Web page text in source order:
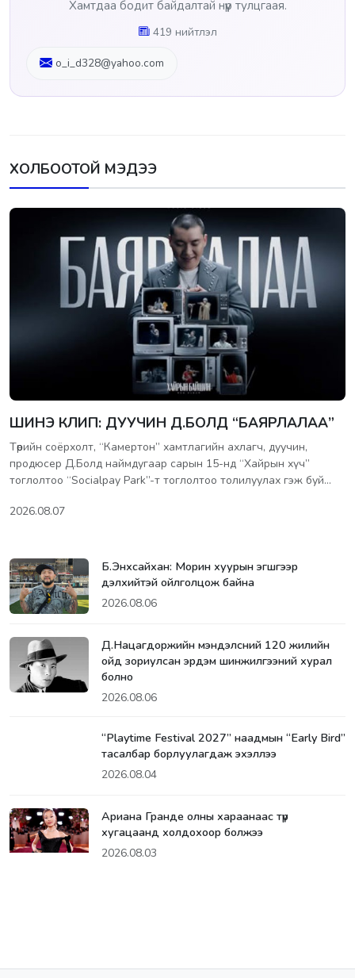
Хамтдаа бодит байдалтай нүүр тулцгаая.
419 нийтлэл
o_i_d328@yahoo.com
ХОЛБООТОЙ МЭДЭЭ
ШИНЭ КЛИП: ДУУЧИН Д.БОЛД “БАЯРЛАЛАА”
Төрийн соёрхолт, “Камертон” хамтлагийн ахлагч, дуучин,
продюсер Д.Болд наймдугаар сарын 15-нд “Хайрын хүч”
тоглолтоо “Socialpay Park”-т тоглолтоо толилуулах гэж буй…
2026.08.07
Б.Энхсайхан: Морин хуурын эгшгээр
дэлхийтэй ойлголцож байна
2026.08.06
Д.Нацагдоржийн мэндэлсний 120 жилийн
ойд зориулсан эрдэм шинжилгээний хурал
болно
2026.08.06
“Playtime Festival 2027” наадмын “Early Bird”
тасалбар борлуулагдаж эхэллээ
2026.08.04
Ариана Гранде олны хараанаас түр
хугацаанд холдохоор болжээ
2026.08.03